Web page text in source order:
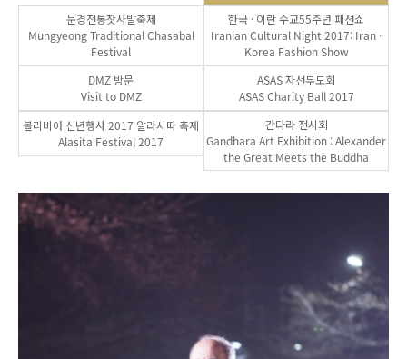
문경전통찻사발축제
Mungyeong Traditional Chasabal
Festival
한국 · 이란 수교55주년 패션쇼
Iranian Cultural Night 2017: Iran ·
Korea Fashion Show
DMZ 방문
Visit to DMZ
ASAS 자선무도회
ASAS Charity Ball 2017
볼리비아 신년행사 2017 알라시따 축제
Alasita Festival 2017
간다라 전시회
Gandhara Art Exhibition : Alexander
the Great Meets the Buddha